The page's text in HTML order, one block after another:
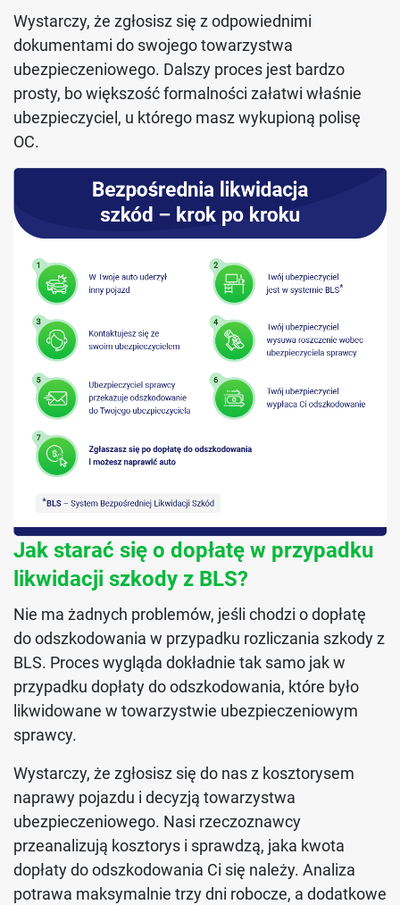
Wystarczy, że zgłosisz się z odpowiednimi
dokumentami do swojego towarzystwa
ubezpieczeniowego. Dalszy proces jest bardzo
prosty, bo większość formalności załatwi właśnie
ubezpieczyciel, u którego masz wykupioną polisę
OC.
Jak starać się o dopłatę w przypadku
likwidacji szkody z BLS?
Nie ma żadnych problemów, jeśli chodzi o dopłatę
do odszkodowania w przypadku rozliczania szkody z
BLS. Proces wygląda dokładnie tak samo jak w
przypadku dopłaty do odszkodowania, które było
likwidowane w towarzystwie ubezpieczeniowym
sprawcy.
Wystarczy, że zgłosisz się do nas z kosztorysem
naprawy pojazdu i decyzją towarzystwa
ubezpieczeniowego. Nasi rzeczoznawcy
przeanalizują kosztorys i sprawdzą, jaka kwota
dopłaty do odszkodowania Ci się należy. Analiza
potrawa maksymalnie trzy dni robocze, a dodatkowe